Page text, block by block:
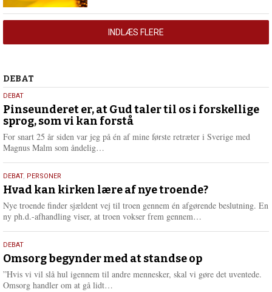
INDLÆS FLERE
Debat
DEBAT
5.
august
2026
DEBAT
Pinseunderet er, at Gud taler til os i forskellige
sprog, som vi kan forstå
For snart 25 år siden var jeg på én af mine første retræter i Sverige med
Magnus Malm som åndelig…
e
r
e
25.
juli
2026
DEBAT, PERSONER
Hvad kan kirken lære af nye troende?
Nye troende finder sjældent vej til troen gennem én afgørende beslutning. En
ny ph.d.-afhandling viser, at troen vokser frem gennem…
e
r
e
9.
juli
2026
DEBAT
Omsorg begynder med at standse op
”Hvis vi vil slå hul igennem til andre mennesker, skal vi gøre det uventede.
Omsorg handler om at gå lidt…